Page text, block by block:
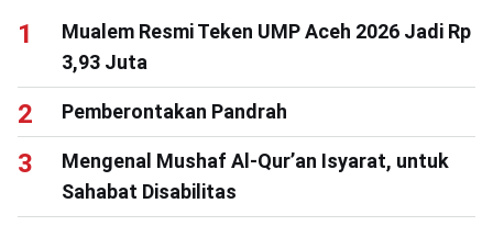
Mualem Resmi Teken UMP Aceh 2026 Jadi Rp
3,93 Juta
Pemberontakan Pandrah
Mengenal Mushaf Al-Qur’an Isyarat, untuk
Sahabat Disabilitas